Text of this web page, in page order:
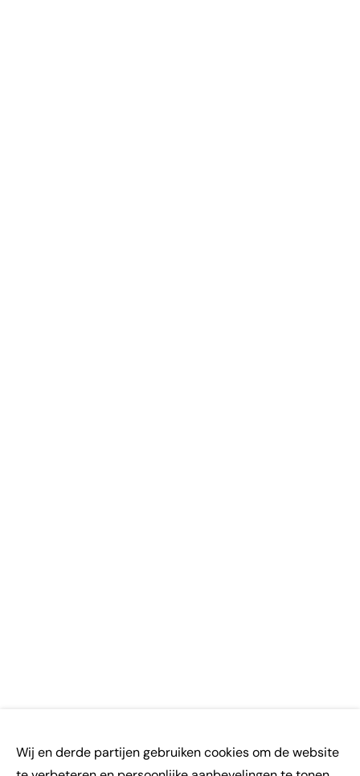
Wij en derde partijen gebruiken cookies om de website